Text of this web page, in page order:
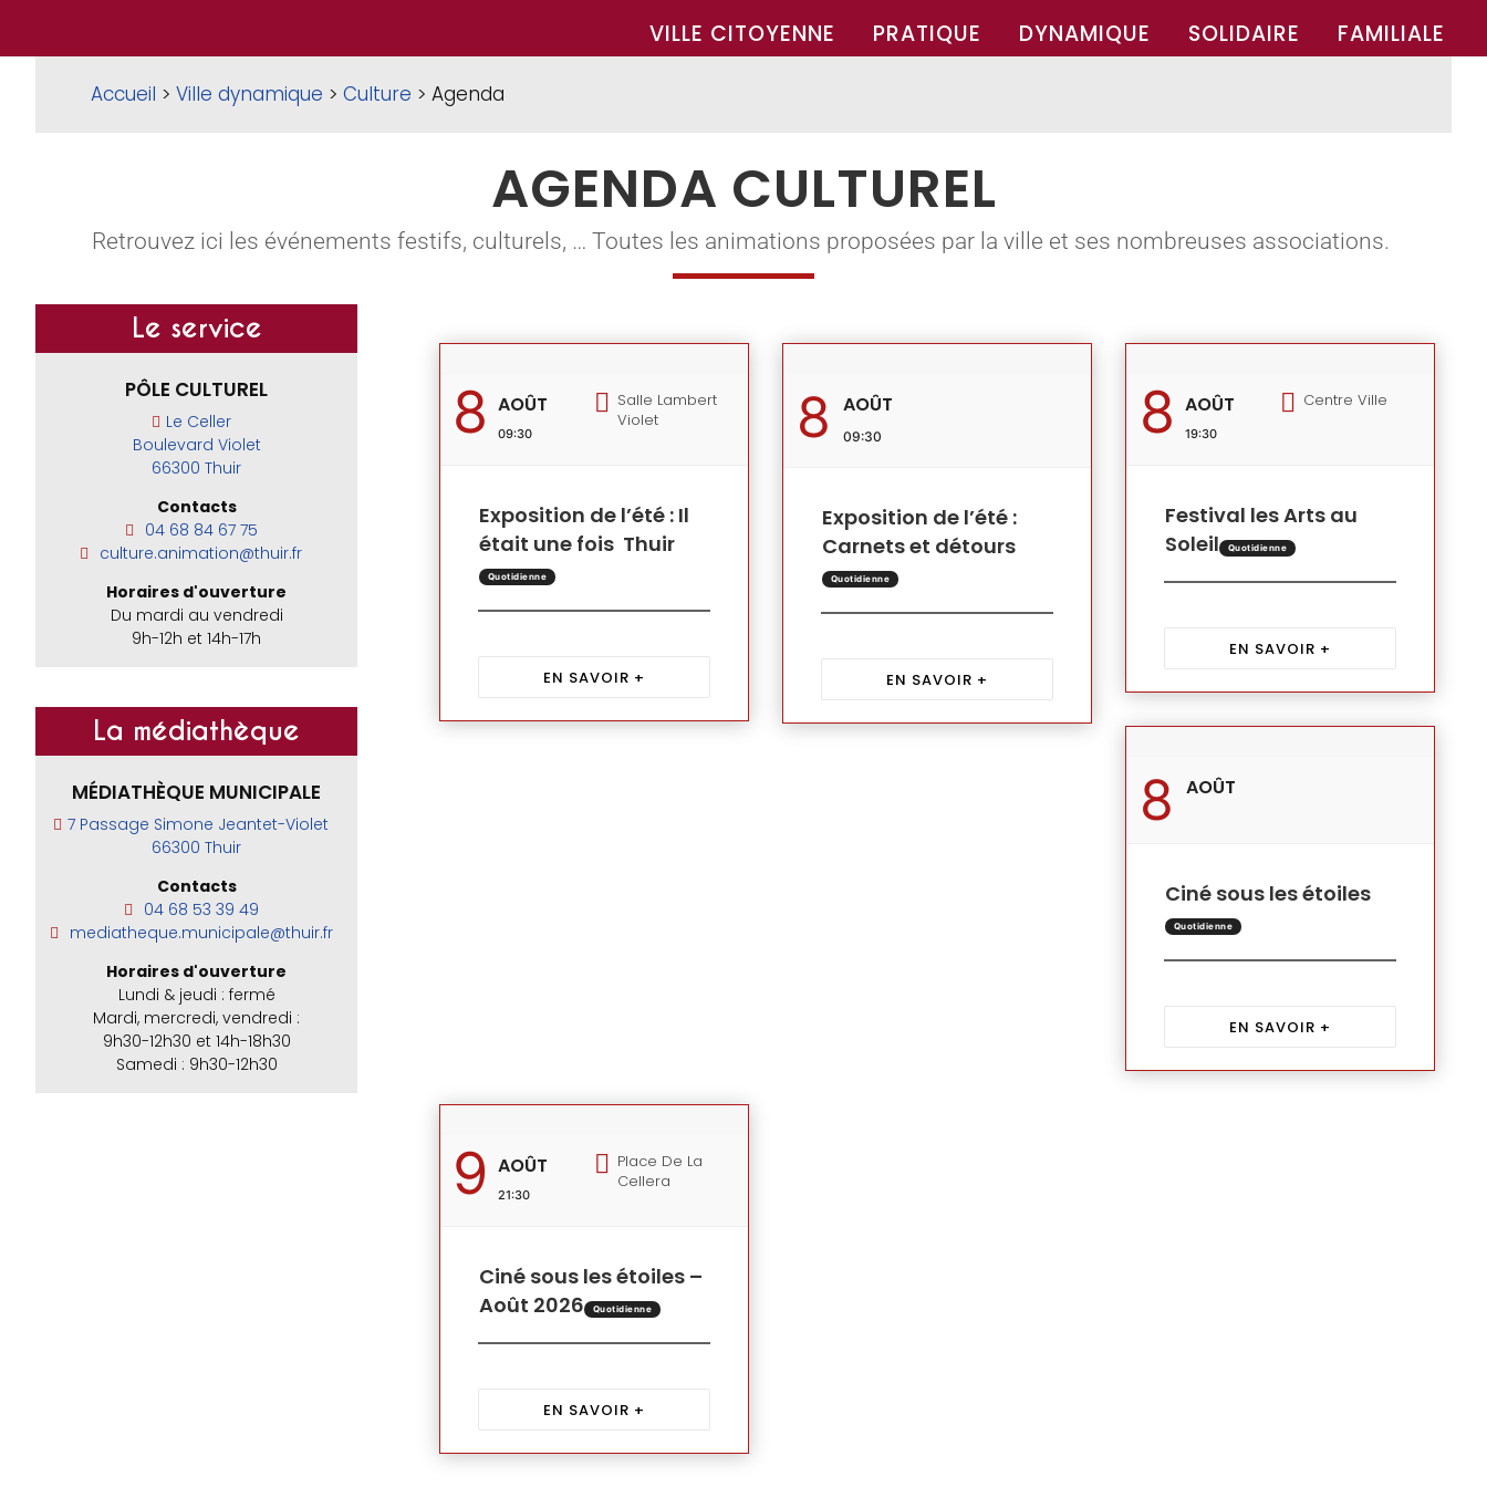
VILLE CITOYENNE PRATIQUE DYNAMIQUE SOLIDAIRE FAMILIALE
Accueil > Ville dynamique > Culture > Agenda
AGENDA CULTUREL
Retrouvez ici les événements festifs, culturels, … Toutes les animations proposées par la ville et ses nombreuses associations.
Le service
PÔLE CULTUREL
Le Celler
Boulevard Violet
66300 Thuir
Contacts
04 68 84 67 75
culture.animation@thuir.fr
Horaires d'ouverture
Du mardi au vendredi
9h-12h et 14h-17h
La médiathèque
MÉDIATHÈQUE MUNICIPALE
7 Passage Simone Jeantet-Violet
66300 Thuir
Contacts
04 68 53 39 49
mediatheque.municipale@thuir.fr
Horaires d'ouverture
Lundi & jeudi : fermé
Mardi, mercredi, vendredi :
9h30-12h30 et 14h-18h30
Samedi : 9h30-12h30
8 AOÛT
09:30
Salle Lambert
Violet
Exposition de l’été : Il
était une fois Thuir
Quotidienne
EN SAVOIR +
8 AOÛT
09:30
Exposition de l’été :
Carnets et détours
Quotidienne
EN SAVOIR +
8 AOÛT
19:30
Centre Ville
Festival les Arts au
Soleil
Quotidienne
EN SAVOIR +
8 AOÛT
Ciné sous les étoiles
Quotidienne
EN SAVOIR +
9 AOÛT
21:30
Place De La
Cellera
Ciné sous les étoiles –
Août 2026
Quotidienne
EN SAVOIR +